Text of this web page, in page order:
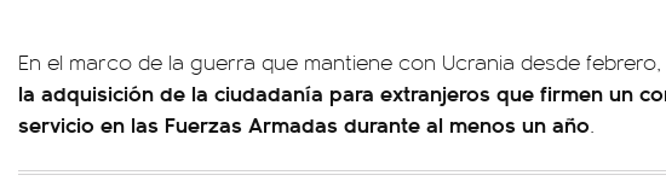
En el marco de la guerra que mantiene con Ucrania desde febrero,
la adquisición de la ciudadanía para extranjeros que firmen un
servicio en las Fuerzas Armadas durante al menos un año.